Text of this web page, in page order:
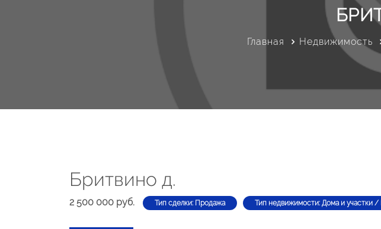
Главная Недвижимость
Бритвино д.
2 500 000 руб. Тип сделки: Продажа Тип недвижимости: Дома и участки